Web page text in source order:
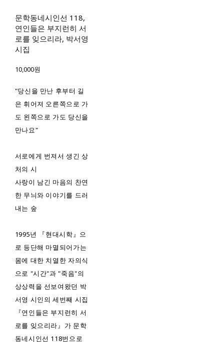
문학동네시인선 118,
연인들은 부지런히 서
로를 잊으리라, 박서영
시집
10,000원
"당신을 만난 후부터 길
은 휘어져 오른쪽으로 가
도 왼쪽으로 가도 당신을
만나요"
서로에게 번져서 생긴 상
처의 시
사랑이 남긴 마음의 찬연
한 무늬와 이야기를 드러
내는 숲
1995년 『현대시학』으
로 등단해 마멸되어가는
몸에 대한 치열한 자의식
으로 "시간"과 "죽음"의
상상력을 선보여왔던 박
서영 시인의 세번째 시집
『연인들은 부지런히 서
로를 잊으리라』가 문학
동네시인선 118번으로